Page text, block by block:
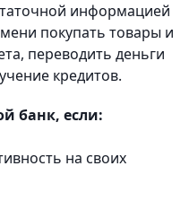
информацией
покупать товары и
переводить деньги
кредитов.
банк, если:
на своих